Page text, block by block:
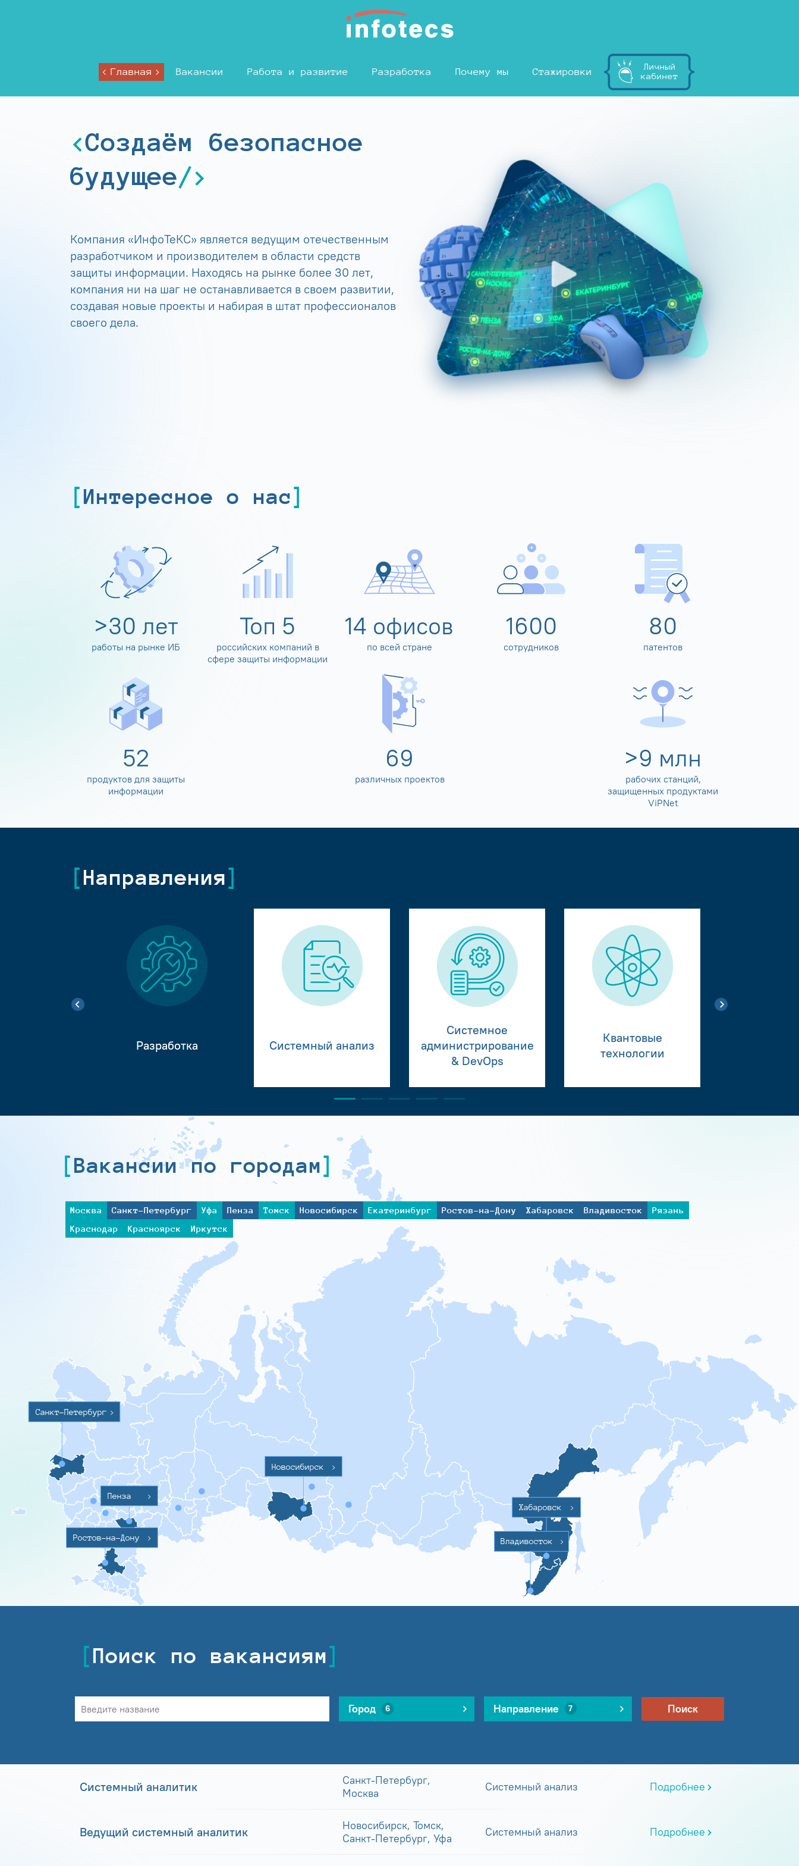
Главная Вакансии Работа и развитие Разработка Почему мы Стажировки
Личный
кабинет
Создаём безопасное
будущее
Компания «ИнфоТеКС» является ведущим отечественным
разработчиком и производителем в области средств
защиты информации. Находясь на рынке более 30 лет,
компания ни на шаг не останавливается в своем развитии,
создавая новые проекты и набирая в штат профессионалов
своего дела.
Интересное о нас
>30 лет
работы на рынке ИБ
Топ 5
российских компаний в
сфере защиты информации
14 офисов
по всей стране
1600
сотрудников
80
патентов
60
продуктов для защиты
информации
80
различных проектов
>10 млн
рабочих станций,
защищенных продуктами
ViPNet
Направления
Разработка Системный анализ
Системное
администрирование
& DevOps
Квантовые
технологии
Вакансии по городам
Москва Санкт-Петербург Уфа Пенза Томск Новосибирск Екатеринбург Ростов-на-Дону Хабаровск Владивосток
Рязань
Краснодар
Красноярск Иркутск
Санкт-Петербург >
Ростов-на-Дону >
Пенза >
Новосибирск >
Хабаровск >
Владивосток >
Поиск по вакансиям
Город 6 Направление 7 Поиск
Системный аналитик
Санкт-Петербург,
Москва
Системный анализ Подробнее
Ведущий системный аналитик
Новосибирск, Томск,
Санкт-Петербург, Уфа
Системный анализ Подробнее